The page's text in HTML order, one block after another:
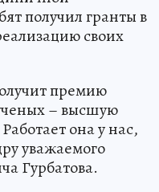
получил гранты в
своих
премию
– высшую
она у нас,
уважаемого
Гурбатова.